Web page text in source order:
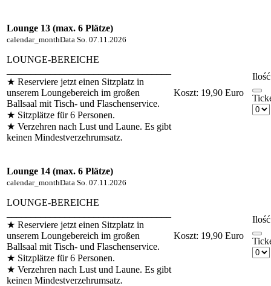
Lounge 13 (max. 6 Plätze)
calendar_monthData So. 07.11.2026
LOUNGE-BEREICHE
★ Reserviere jetzt einen Sitzplatz in
unserem Loungebereich im großen
Ballsaal mit Tisch- und Flaschenservice.
★ Sitzplätze für 6 Personen.
★ Verzehren nach Lust und Laune. Es gibt
keinen Mindestverzehrumsatz.
Koszt: 19,90 Euro
Lounge 14 (max. 6 Plätze)
calendar_monthData So. 07.11.2026
LOUNGE-BEREICHE
★ Reserviere jetzt einen Sitzplatz in
unserem Loungebereich im großen
Ballsaal mit Tisch- und Flaschenservice.
★ Sitzplätze für 6 Personen.
★ Verzehren nach Lust und Laune. Es gibt
keinen Mindestverzehrumsatz.
Koszt: 19,90 Euro